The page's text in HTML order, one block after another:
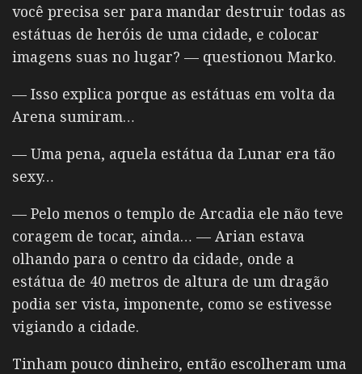
você precisa ser para mandar destruir todas as
estátuas de heróis de uma cidade, e colocar
imagens suas no lugar? — questionou Marko.
— Isso explica porque as estátuas em volta da
Arena sumiram…
— Uma pena, aquela estátua da Lunar era tão
sexy…
— Pelo menos o templo de Arcadia ele não teve
coragem de tocar, ainda… — Arian estava
olhando para o centro da cidade, onde a
estátua de 40 metros de altura de um dragão
podia ser vista, imponente, como se estivesse
vigiando a cidade.
Tinham pouco dinheiro, então escolheram uma